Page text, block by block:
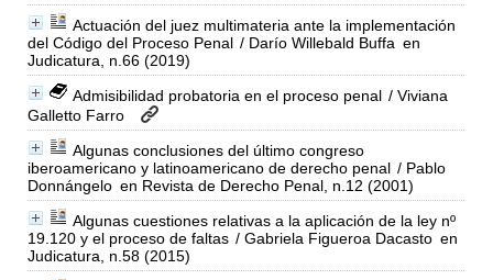
Actuación del juez multimateria ante la implementación
del Código del Proceso Penal / Darío Willebald Buffa en
Judicatura, n.66 (2019)
Admisibilidad probatoria en el proceso penal / Viviana
Galletto Farro
Algunas conclusiones del último congreso
iberoamericano y latinoamericano de derecho penal / Pablo
Donnángelo en Revista de Derecho Penal, n.12 (2001)
Algunas cuestiones relativas a la aplicación de la ley nº
19.120 y el proceso de faltas / Gabriela Figueroa Dacasto en
Judicatura, n.58 (2015)